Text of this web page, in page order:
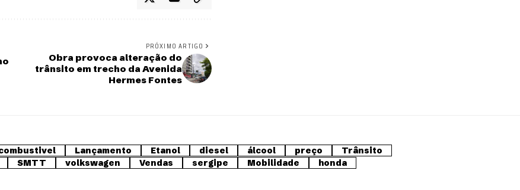
PRÓXIMO ARTIGO
Obra provoca alteração do
trânsito em trecho da Avenida
Hermes Fontes
Lançamento Etanol diesel álcool preço
Trânsito
SMTT volkswagen Vendas sergipe Mobilidade
honda